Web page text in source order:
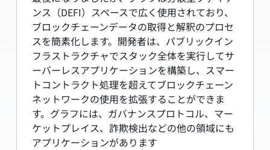
ンス（DEFI）スペースで広く使用されており、
ブロックチェーンデータの取得と解釈のプロセ
スを簡素化します。開発者は、パブリックイン
フラストラクチャでスタック全体を実行してサ
ーバーレスアプリケーションを構築し、スマー
トコントラクト処理を超えてブロックチェーン
ネットワークの使用を拡張することができま
す。グラフには、ガバナンスプロトコル、マー
ケットプレイス、詐欺検出などの他の領域にも
アプリケーションがあります